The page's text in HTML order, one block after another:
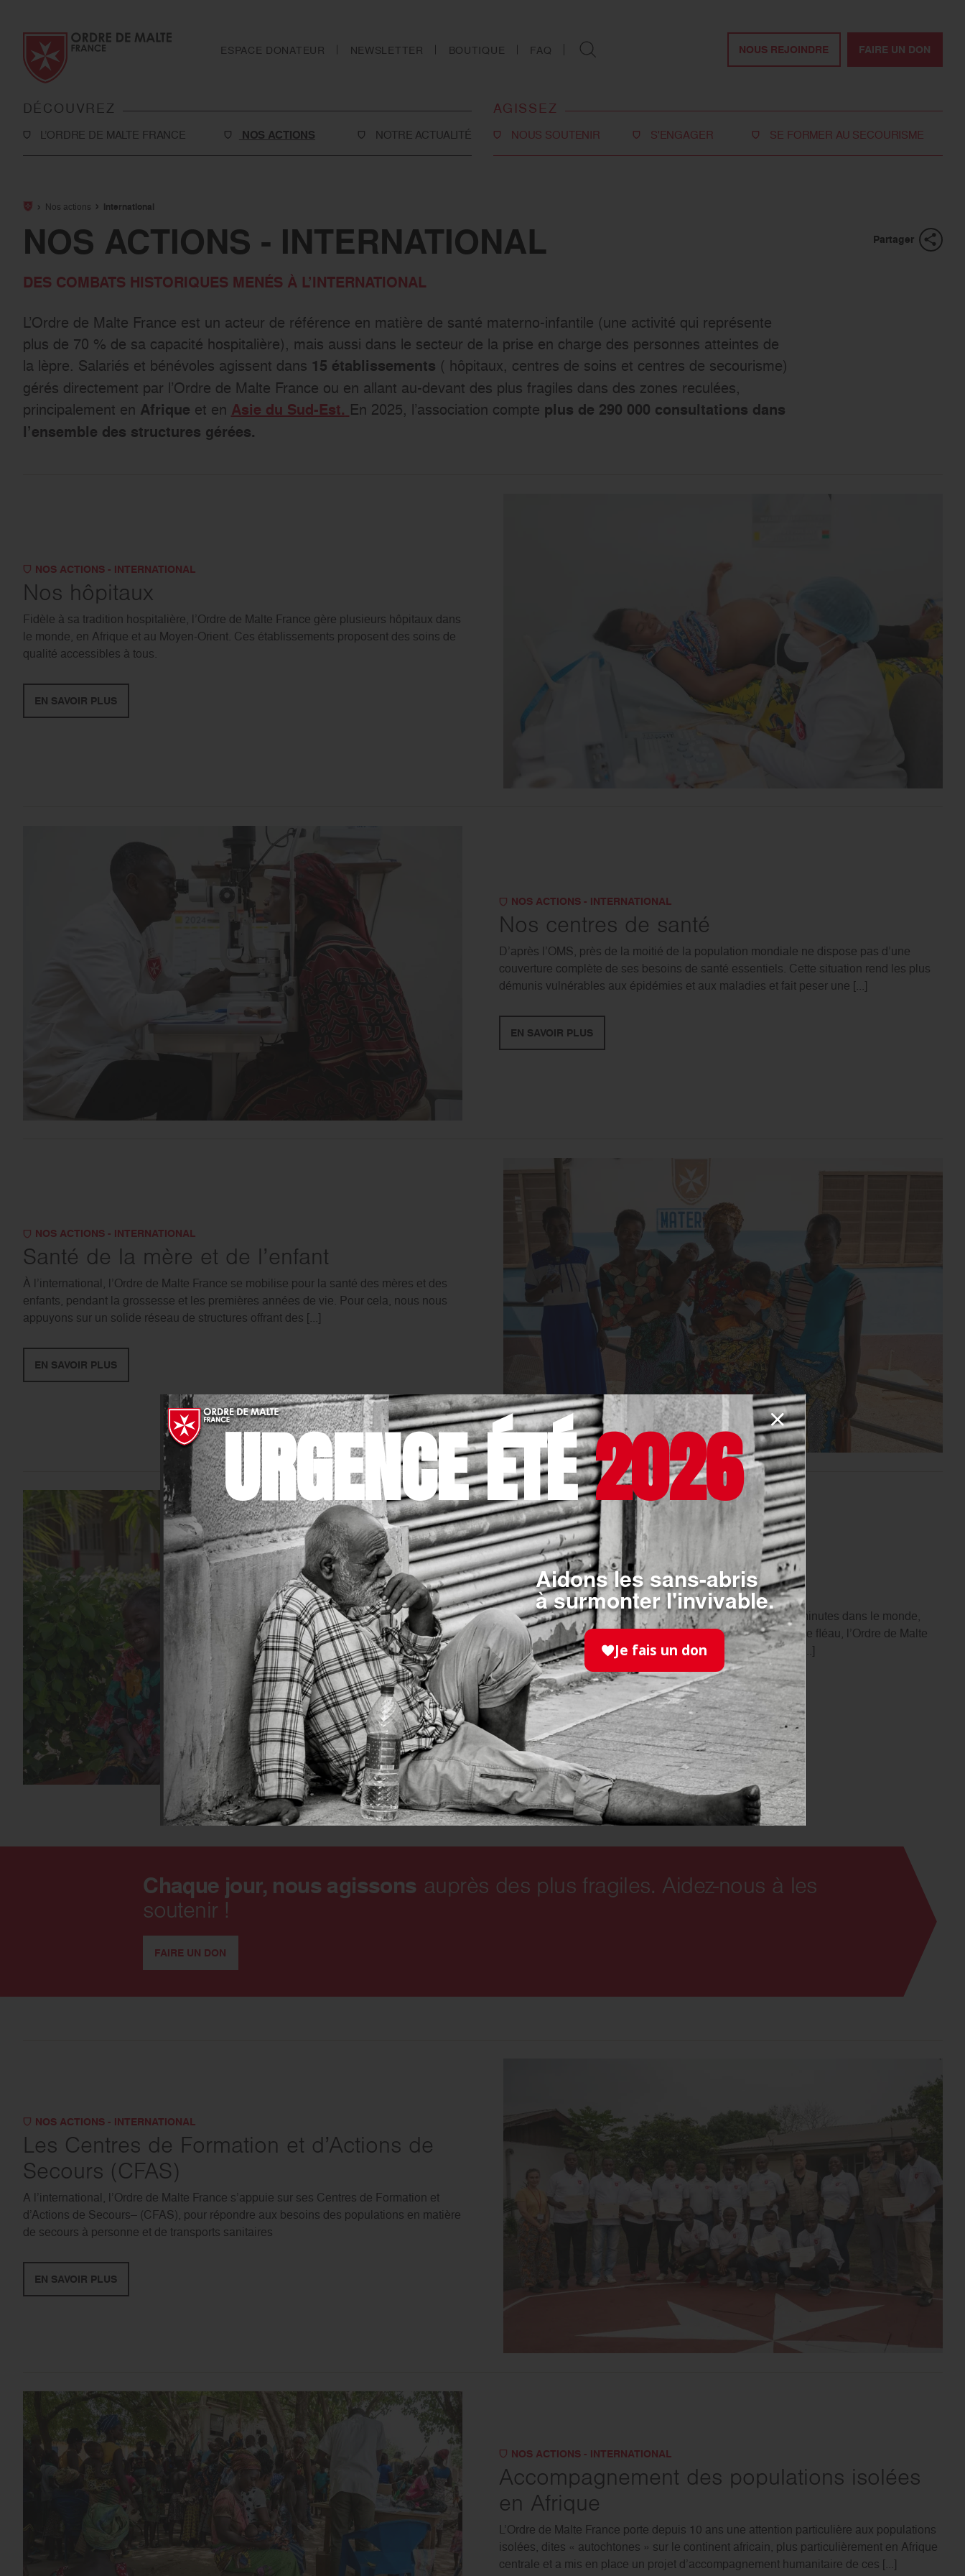
ESPACE DONATEUR NEWSLETTER BOUTIQUE FAQ NOUS REJOINDRE FAIRE UN DON
DÉCOUVREZ
L’ORDRE DE MALTE FRANCE
Notre présence en France
Notre présence à l’international
Le réseau Ordre de Malte
NOS ACTIONS
International
Toutes nos actions
NOTRE ACTUALITÉ
AGISSEZ
NOUS SOUTENIR
Legs, donations et
S'ENGAGER
s’engager
SE FORMER AU SECOURISME
Nos actions International
Partager
NOS ACTIONS - INTERNATIONAL
DES COMBATS HISTORIQUES MENÉS À L’INTERNATIONAL
L’Ordre de Malte France est un acteur de référence en matière de santé materno-infantile (une activité qui représente
plus de 70 % de sa capacité hospitalière), mais aussi dans le secteur de la prise en charge des personnes atteintes de
la lèpre. Salariés et bénévoles agissent dans 15 établissements ( hôpitaux, centres de soins et centres de secourisme)
gérés directement par l’Ordre de Malte France ou en allant au-devant des plus fragiles dans des zones reculées,
principalement en Afrique et en Asie du Sud-Est. En 2025, l’association compte plus de 290 000 consultations dans
l’ensemble des structures gérées.
NOS ACTIONS - INTERNATIONAL
Nos hôpitaux
Fidèle à sa tradition hospitalière, l’Ordre de Malte France gère plusieurs hôpitaux dans
le monde, en Afrique et au Moyen-Orient. Ces établissements proposent des soins de
qualité accessibles à tous.
EN SAVOIR PLUS
NOS ACTIONS - INTERNATIONAL
Nos centres de santé
D’après l’OMS, près de la moitié de la population mondiale ne dispose pas d’une
couverture complète de ses besoins de santé essentiels. Cette situation rend les plus
démunis vulnérables aux épidémies et aux maladies et fait peser une [...]
EN SAVOIR PLUS
NOS ACTIONS - INTERNATIONAL
Santé de la mère et de l’enfant
À l’international, l’Ordre de Malte France se mobilise pour la santé des mères et des
enfants, pendant la grossesse et les premières années de vie. Pour cela, nous nous
appuyons sur un solide réseau de structures offrant des [...]
EN SAVOIR PLUS
NOS ACTIONS - INTERNATIONAL
Lutte contre la lèpre
La lèpre contamine une nouvelle personne toutes les deux minutes dans le monde,
dont 15 à 20 % d’enfants. Acteur historique impliqué contre ce fléau, l’Ordre de Malte
France intervient dans 11 pays touchés par la lèpre via des [...]
EN SAVOIR PLUS
Chaque jour, nous agissons auprès des plus fragiles. Aidez-nous à les
soutenir !
FAIRE UN DON
NOS ACTIONS - INTERNATIONAL
Les Centres de Formation et d’Actions de
Secours (CFAS)
A l’international, l’Ordre de Malte France s’appuie sur ses Centres de Formation et
d’Actions de Secours– (CFAS), pour répondre aux besoins des populations en matière
de secours à personne et de transports sanitaires
EN SAVOIR PLUS
NOS ACTIONS - INTERNATIONAL
Accompagnement des populations isolées
en Afrique
L’Ordre de Malte France porte depuis 10 ans une attention particulière aux populations
isolées, dites « autochtones » sur le continent africain, plus particulièrement en Afrique
centrale et a mis en place un projet d’accompagnement humanitaire de ces [...]
URGENCE ÉTÉ2026
Aidons les sans-abris
à surmonter l'invivable.
Je fais un don